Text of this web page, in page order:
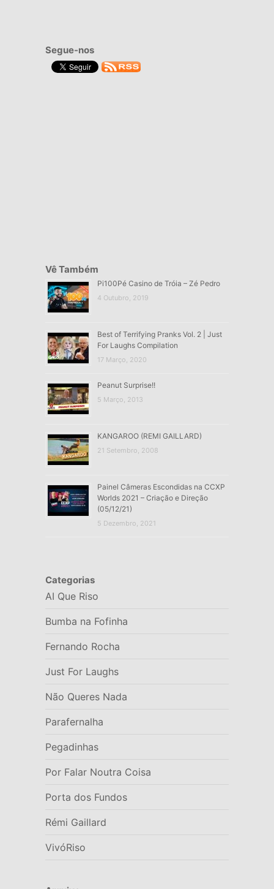
Segue-nos
Vê Também
Pi100Pé Casino de Tróia – Zé Pedro
4 Outubro, 2019
Best of Terrifying Pranks Vol. 2 | Just
For Laughs Compilation
17 Março, 2020
Peanut Surprise!!
5 Março, 2013
KANGAROO (REMI GAILLARD)
21 Setembro, 2008
Painel Câmeras Escondidas na CCXP
Worlds 2021 – Criação e Direção
(05/12/21)
5 Dezembro, 2021
Categorias
AI Que Riso
Bumba na Fofinha
Fernando Rocha
Just For Laughs
Não Queres Nada
Parafernalha
Pegadinhas
Por Falar Noutra Coisa
Porta dos Fundos
Rémi Gaillard
VivóRiso